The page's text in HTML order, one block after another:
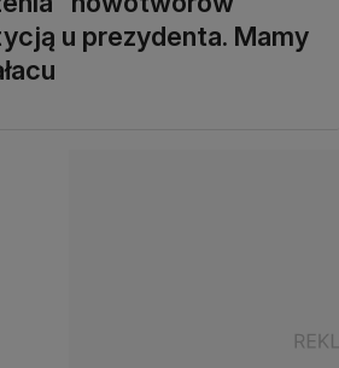
u prezydenta. Mamy